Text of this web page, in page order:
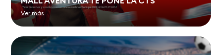
Ver más